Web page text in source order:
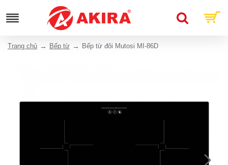
Trang chủ Bếp từ Bếp từ đôi Mutosi MI-86D